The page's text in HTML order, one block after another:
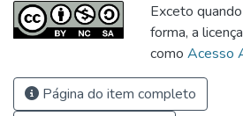
Exceto
forma, a
como Acesso
Página do item completo